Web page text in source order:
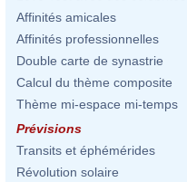
Affinités amicales
Affinités professionnelles
Double carte de synastrie
Calcul du thème composite
Thème mi-espace mi-temps
Prévisions
Transits et éphémérides
Révolution solaire